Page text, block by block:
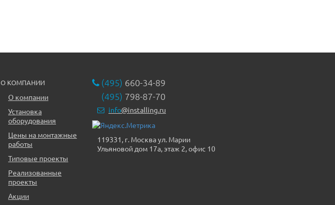
О КОМПАНИИ
О компании
Установка
оборудования
Цены на монтажные
работы
Типовые проекты
Реализованные
проекты
Акции
(495) 660-34-89
(495) 798-87-70
info@installing.ru
119331, г. Москва ул. Марии
Ульяновой дом 17а, этаж 2, офис 10